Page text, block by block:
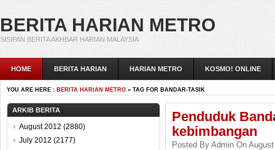
BERITA HARIAN METRO
SISIPAN BERITA AKHBAR HARIAN MALAYSIA
HOME BERITA HARIAN HARIAN METRO KOSMO! ONLINE
YOU ARE HERE : BERITA HARIAN METRO » TAG FOR BANDAR-TASIK
ARKIB BERITA
August 2012 (2880)
July 2012 (2177)
Penduduk
kebimbangan
Posted By Admin On